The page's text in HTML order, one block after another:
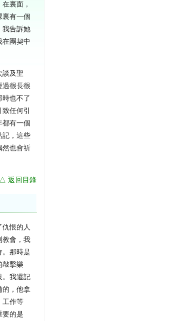
裏面，
有一個
我告訴她
在團契中
談及聖
過很長很
也不了
任何引
有一個
記，這些
然也會祈
△ 返回目錄
恨的人
教會，我
。那時是
敲擊樂
。我還記
的，他拿
工作等
要的是